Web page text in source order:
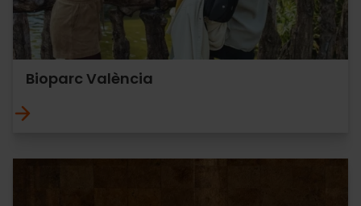
Bioparc València